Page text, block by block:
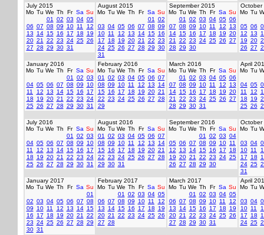
July 2015
Mo Tu We Th Fr Sa Su
01
02 03 04 05
06 07 08 09 10 11
12
13
14 15 16 17 18
19
20 21 22 23 24 25 26
27 28 29 30 31
August 2015
Mo Tu We Th Fr Sa Su
01
02
03 04 05 06 07 08 09
10 11 12 13 14 15 16
17
18 19 20 21 22 23
24 25 26 27 28 29 30
31
September 2015
Mo Tu We Th Fr Sa Su
01
02 03 04 05 06
07 08 09 10 11 12
13
14 15 16 17 18 19 20
21
22 23 24 25 26 27
28 29 30
October
Mo Tu
05 06
12
13
19 20
26 27
January 2016
Mo Tu We Th Fr Sa Su
01
02 03
04 05 06 07 08 09
10
11
12 13 14 15 16
17
18
19 20 21 22 23 24
25 26 27 28 29 30 31
February 2016
Mo Tu We Th Fr Sa Su
01
02 03 04 05 06 07
08 09 10 11 12 13
14
15 16 17 18 19 20 21
22 23 24 25 26 27 28
29
March 2016
Mo Tu We Th Fr Sa Su
01
02 03 04 05 06
07 08 09 10 11 12
13
14 15 16 17 18 19 20
21
22 23 24 25 26 27
28 29 30 31
April
Mo Tu
04 05
11
12
18
19
25 26
July 2016
Mo Tu We Th Fr Sa Su
01
02 03
04 05 06 07 08 09
10
11
12 13 14 15 16
17
18
19 20 21 22 23 24
25 26 27 28 29 30 31
August 2016
Mo Tu We Th Fr Sa Su
01
02 03 04 05 06 07
08 09 10 11 12 13
14
15 16 17 18 19 20 21
22 23 24 25 26 27 28
29 30 31
September 2016
Mo Tu We Th Fr Sa Su
01
02 03 04
05 06 07 08 09 10 11
12
13 14 15 16 17
18
19 20 21 22 23 24 25
26 27 28 29 30
October
Mo Tu
03 04
10 11
17
18
24 25
31
January 2017
Mo Tu We Th Fr Sa Su
01
02 03 04 05 06 07 08
09
10 11 12 13 14 15
16
17 18 19 20 21
22
23 24 25 26 27 28 29
30 31
February 2017
Mo Tu We Th Fr Sa Su
01
02 03 04 05
06 07 08 09 10 11
12
13
14 15 16 17 18
19
20 21 22 23 24 25 26
27 28
March 2017
Mo Tu We Th Fr Sa Su
01
02 03 04 05
06 07 08 09 10 11
12
13
14 15 16 17 18
19
20 21 22 23 24 25 26
27 28 29 30 31
April
Mo Tu
03 04
10 11
17
18
24 25